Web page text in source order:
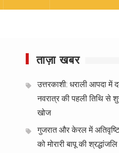
ताज़ा खबर
उत्तरकाशी: धराली आपदा में
नवरात्र की पहली तिथि से
खोज
गुजरात और केरल में
को मोरारी बापू की